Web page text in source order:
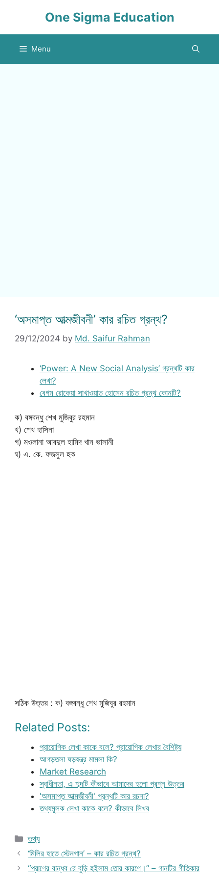
One Sigma Education
Menu
‘অসমাপ্ত আত্মজীবনী’ কার রচিত গ্রন্থ?
29/12/2024 by Md. Saifur Rahman
‘Power: A New Social Analysis’ গ্রন্থটি কার
লেখা?
বেগম রোকেয়া সাখাওয়াত হোসেন রচিত গ্রন্থ কোনটি?
ক) বঙ্গবন্ধু শেখ মুজিবুর রহমান
খ) শেখ হাসিনা
গ) মওলানা আবদুল হামিদ খান ভাসানী
ঘ) এ. কে. ফজলুল হক
সঠিক উত্তর : ক) বঙ্গবন্ধু শেখ মুজিবুর রহমান
Related Posts:
প্রায়োগিক লেখা কাকে বলে? প্রায়োগিক লেখার বৈশিষ্ট্য
আগড়তলা ষড়যন্ত্র মামলা কি?
Market Research
স্বাধীনতা, এ শব্দটি কীভাবে আমাদের হলো প্রশ্ন উত্তর
'অসমাপ্ত আত্মজীবনী' গ্রন্থটি কার রচনা?
তথ্যমূলক লেখা কাকে বলে? কীভাবে লিখব
Categories
তথ্য
‘মিলির হাতে স্টেনগান’ – কার রচিত গ্রন্থ?
“প্রাণের বান্ধব রে বুড়ি হইলাম তোর কারণে।” – গানটির গীতিকার